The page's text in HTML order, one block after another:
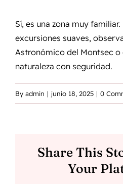
Sí, es una zona muy
excursiones suaves,
Astronómico del Montsec o
naturaleza con seguridad.
By admin | junio 18, 2025 | 0
Share This
Your